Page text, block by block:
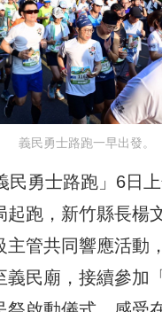
義民勇士路跑一早出發。
民勇士路跑」6日
起跑，新竹縣長楊
主管共同響應活動
義民廟，接續參加